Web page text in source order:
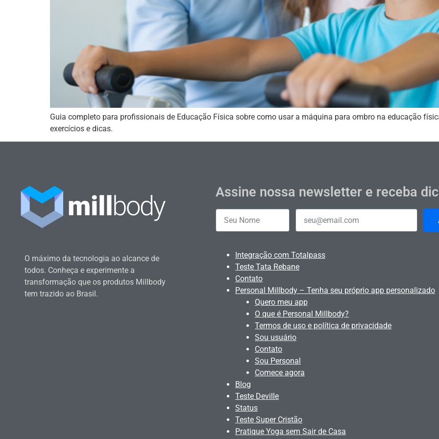
Guia completo para profissionais de Educação Física sobre como usar a máquina para ombro na educação
exercícios e dicas.
O máximo da tecnologia ao alcance de
todos. Conheça e experimente a
transformação que os produtos Millbody
tem trazido ao Brasil.
Assine nossa newsletter e receba
Integração com Totalpass
Teste Tata Rebane
Contato
Personal Millbody – Tenha seu próprio app personalizado
Quero meu app
O que é Personal Millbody?
Termos de uso e política de privacidade
Sou usuário
Contato
Sou Personal
Comece agora
Blog
Teste Deville
Status
Teste Super Cristão
Pratique Yoga sem Sair de Casa